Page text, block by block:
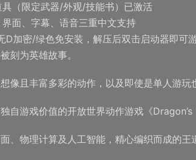
具（限定武器/外观/技能书）已激活
面、字幕、语音三重中文支持
D加密/绿色免安装，解压后双击启动器即可
刻为英雄故事。
像且丰富多彩的动作，以及即使是单人游玩
自游戏价值的开放世界动作游戏《
、物理计算及人工智能，精心编织而成的王